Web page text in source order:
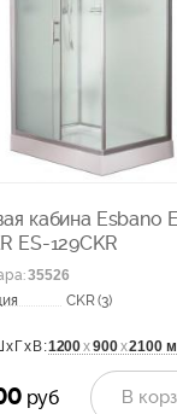
кабина Esbano
ES-129CKR
:35526
CKR (3)
1200х900х2100
руб В